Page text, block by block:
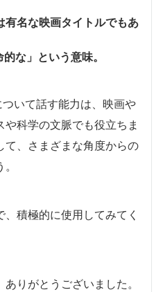
有名な映画タイトルでもあ
な」という意味。
いて話す能力は、映画や
科学の文脈でも役立ちま
て、さまざまな角度からの
積極的に使用してみてく
りがとうございました。